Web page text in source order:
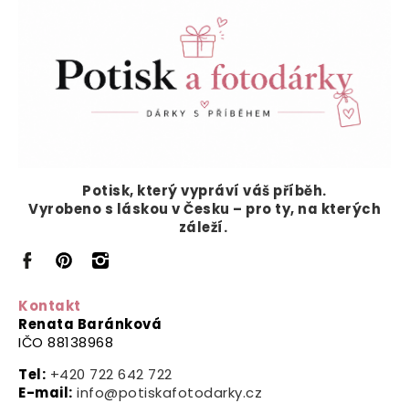
Potisk, který vyprávíváš příběh.
Vyrobeno s láskou v Česku – pro ty, na kterých
záleží.
Kontakt
Renata Baránková
IČO 88138968
Tel: +420 722 642 722
E-mail: info@potiskafotodarky.cz